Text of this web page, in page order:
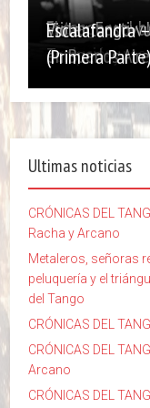
El tango y el
evolución y
Primer
Temperley
Violentango
en Buenos
Escalafandra
(Primera Parte)
Ultimas noticias
CRÓNICAS DEL
Racha y Arcano
Metaleros, señoras
peluquería y el
del Tango
CRÓNICAS DEL
CRÓNICAS DEL
Arcano
CRÓNICAS DEL